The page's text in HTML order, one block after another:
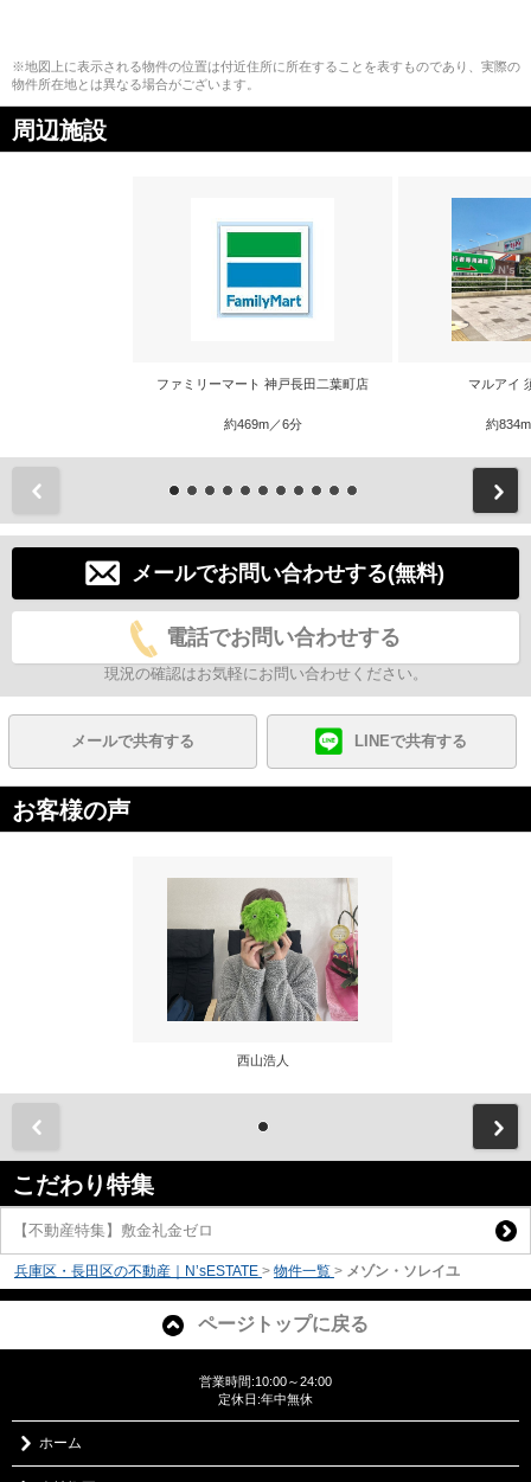
※地図上に表示される物件の位置は付近住所に所在することを表すものであり、実際の
物件所在地とは異なる場合がございます。
周辺施設
ファミリーマート 神戸長田二葉町店
約469m／6分
マルアイ
約
メールでお問い合わせする(無料)
電話でお問い合わせする
現況の確認はお気軽にお問い合わせください。
メールで共有する LINEで共有する
お客様の声
西山浩人
こだわり特集
【不動産特集】敷金礼金ゼロ
兵庫区・長田区の不動産｜N’sESTATE > 物件一覧 > メゾン・ソレイユ
ページトップに戻る
営業時間:10:00～24:00
定休日:年中無休
ホーム